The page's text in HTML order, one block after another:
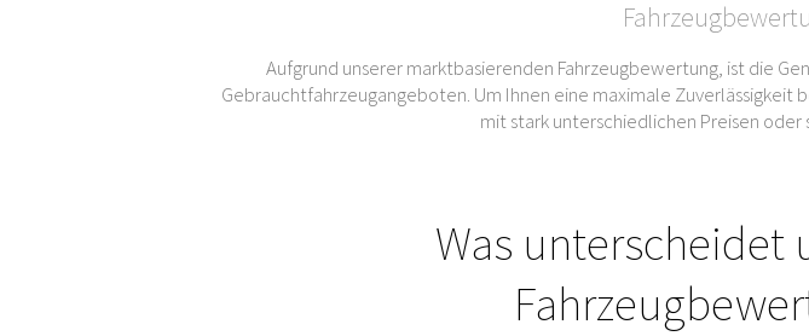
Aufgrund unserer marktbasierenden Fahrzeugbewertung, ist die
Gebrauchtfahrzeugangeboten. Um Ihnen eine maximale
mit stark unterschiedlichen Preisen
Was unterscheidet